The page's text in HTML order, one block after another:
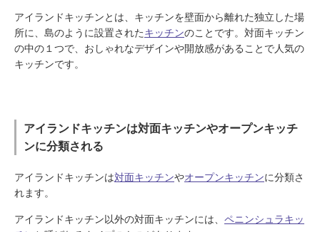
アイランドキッチンとは、キッチンを壁面から離れた独立した場
所に、島のように設置されたキッチンのことです。対面キッチン
の中の１つで、おしゃれなデザインや開放感があることで人気の
キッチンです。
アイランドキッチンは対面キッチンやオープンキッチ
ンに分類される
アイランドキッチンは対面キッチンやオープンキッチンに分類さ
れます。
アイランドキッチン以外の対面キッチンには、 ペニンシュラキッ